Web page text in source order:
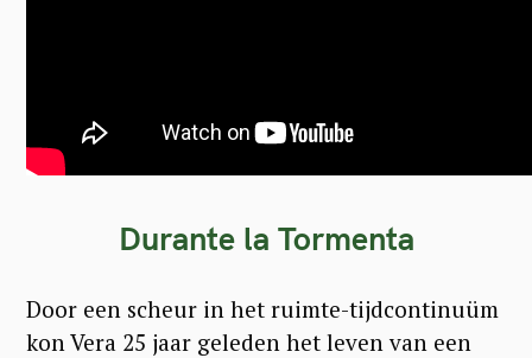
Durante la Tormenta
Door een scheur in het ruimte-tijdcontinuüm
kon Vera 25 jaar geleden het leven van een